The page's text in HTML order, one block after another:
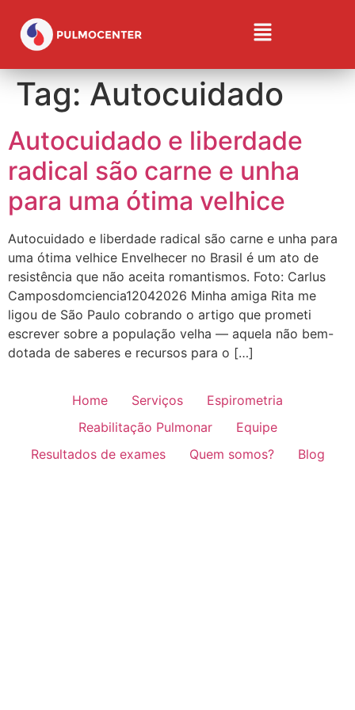
Tag:Autocuidado
Autocuidado e liberdade
radical são carne e unha
para uma ótima velhice
Autocuidado e liberdade radical são carne e unha para
uma ótima velhice Envelhecer no Brasil é um ato de
resistência que não aceita romantismos. Foto: Carlus
Camposdomciencia12042026 Minha amiga Rita me
ligou de São Paulo cobrando o artigo que prometi
escrever sobre a população velha — aquela não bem-
dotada de saberes e recursos para o […]
Home Serviços
Espirometria
Reabilitação Pulmonar
Equipe
Resultados de exames
Quem somos? Blog